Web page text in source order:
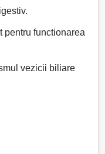
pentru functionarea
vezicii biliare